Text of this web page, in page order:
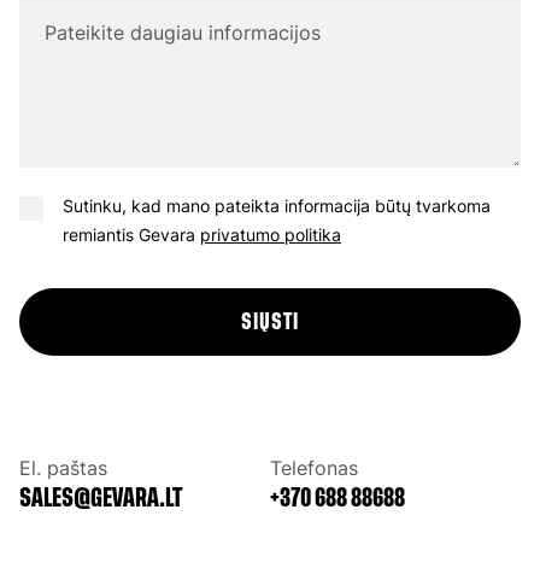
Sutinku, kad mano pateikta informacija būtų tvarkoma
remiantis Gevara privatumo politika
SIŲSTI
El. paštas Telefonas
+370 688 88688